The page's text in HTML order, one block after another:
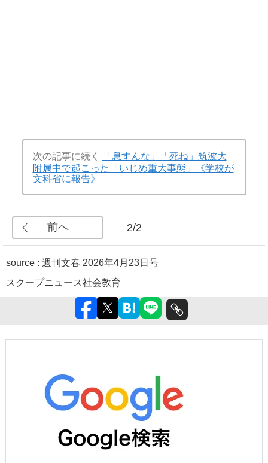
次の記事に続く
「息すんな」「死ね」筑波大
附属中で起こった「いじめ重大事態」《学校が
文科省に報告》
前へ 2/2
source : 週刊文春 2026年4月23日号
スクープニュース社会教育